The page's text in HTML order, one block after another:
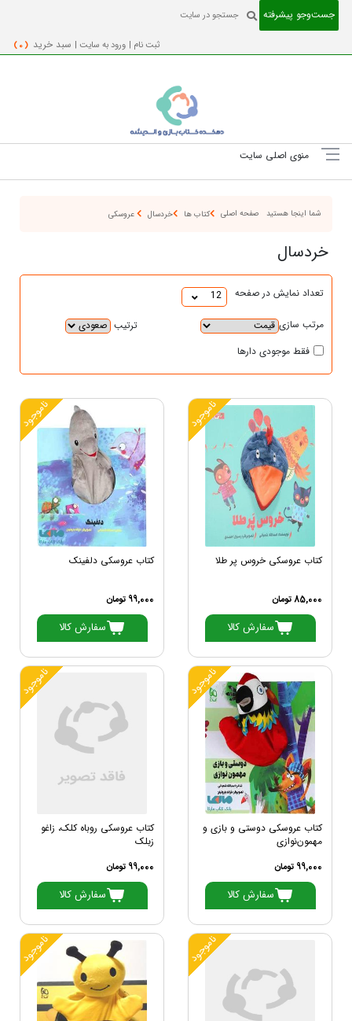
جست‌و‌جو پیشرفته
ثبت نام | ورود به سایت | سبد خرید ( 0 )
منوی اصلی سایت
شما اینجا هستید صفحه اصلی کتاب ها خردسال عروسکی
خردسال
12 تعداد نمایش در صفحه
مرتب سازی ترتیب
فقط موجودی دارها
ناموجود
کتاب عروسکی خروس پر طلا
85,000 تومان
سفارش کالا
ناموجود
کتاب عروسکی دلفینک
99,000 تومان
سفارش کالا
ناموجود
کتاب عروسکی دوستی و بازی و
مهمون‌نوازی
99,000 تومان
سفارش کالا
ناموجود
کتاب عروسکی روباه کلک، زاغو
زبلک
99,000 تومان
سفارش کالا
ناموجود ناموجود